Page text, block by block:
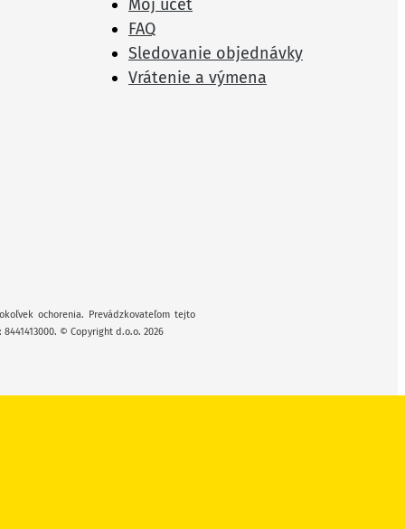
Môj účet
FAQ
Sledovanie objednávky
Vrátenie a výmena
ochorenia. Prevádzkovateľom tejto
© Copyright d.o.o. 2026